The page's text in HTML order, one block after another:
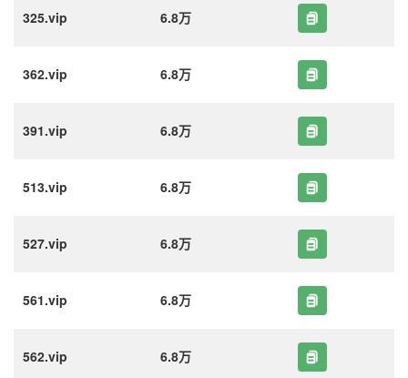
325.vip 6.8万
362.vip 6.8万
391.vip 6.8万
513.vip 6.8万
527.vip 6.8万
561.vip 6.8万
562.vip 6.8万